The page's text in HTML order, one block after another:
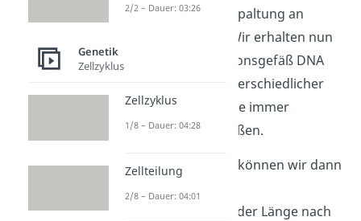
kommt es zu einer Spaltung an
genau den Stellen. Wir erhalten nun
also in jedem Reaktionsgefäß DNA
Bruchstücke mit unterschiedlicher
Länge, an deren Ende immer
bestimmte Basen saßen.
Die DNA Fragmente können wir dann
einer sogenannten
der Länge nach
2/2 – Dauer: 03:26
Genetik
Zellzyklus
Zellzyklus
1/8 – Dauer: 04:28
Zellteilung
2/8 – Dauer: 04:01